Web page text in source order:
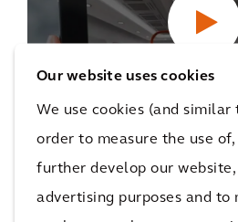
Our website uses cookies
We use cookies (and similar
order to measure the use
further develop our
advertising purposes and to
CX360 Pioneered
1